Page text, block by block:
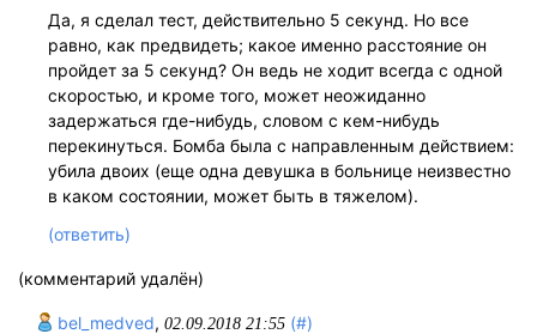
Да, я сделал тест, действительно 5 секунд. Но все
равно, как предвидеть; какое именно расстояние он
пройдет за 5 секунд? Он ведь не ходит всегда с одной
скоростью, и кроме того, может неожиданно
задержаться где-нибудь, словом с кем-нибудь
перекинуться. Бомба была с направленным действием:
убила двоих (еще одна девушка в больнице неизвестно
в каком состоянии, может быть в тяжелом).
(ответить)
(комментарий удалён)
bel_medved, 02.09.2018 21:55 (#)